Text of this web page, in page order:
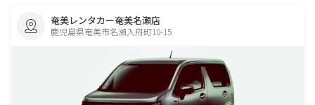
奄美レンタカー奄美名瀬店
鹿児島県奄美市名瀬入舟町10-15